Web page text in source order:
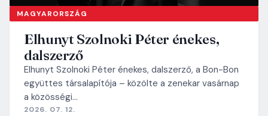
MAGYARORSZÁG
Elhunyt Szolnoki Péter énekes,
dalszerző
Elhunyt Szolnoki Péter énekes, dalszerző, a Bon-Bon
együttes társalapítója – közölte a zenekar vasárnap
a közösségi…
2026. 07. 12.